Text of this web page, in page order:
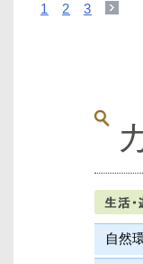
1 2 3
自然